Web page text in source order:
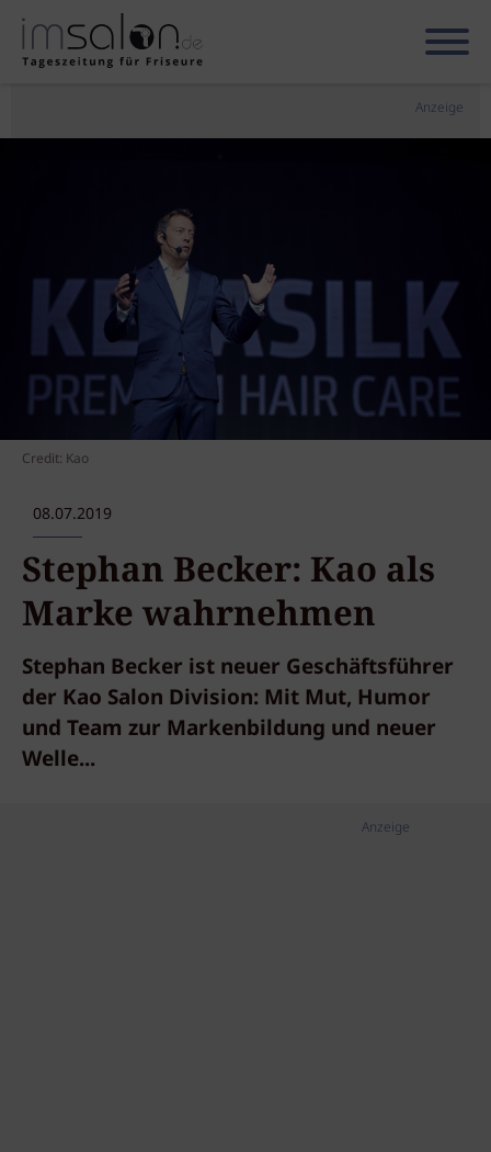
Anzeige
Credit: Kao
08.07.2019
Stephan Becker: Kao als
Marke wahrnehmen
Stephan Becker ist neuer Geschäftsführer
der Kao Salon Division: Mit Mut, Humor
und Team zur Markenbildung und neuer
Welle...
Anzeige